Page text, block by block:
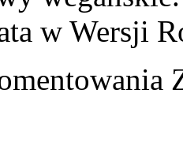
w Wersji